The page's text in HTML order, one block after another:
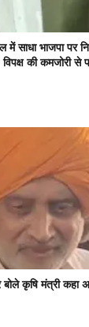
में साधा भाजपा पर
की कमजोरी से
कृषि मंत्री कहा